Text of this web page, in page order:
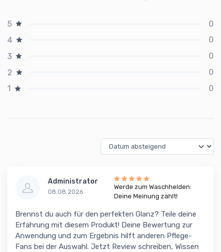
5
0
4
0
3
0
2
0
1
0
Administrator
08.08.2026
Werde zum Waschhelden:
Deine Meinung zählt!
Brennst du auch für den perfekten Glanz? Teile deine
Erfahrung mit diesem Produkt! Deine Bewertung zur
Anwendung und zum Ergebnis hilft anderen Pflege-
Fans bei der Auswahl. Jetzt Review schreiben, Wissen